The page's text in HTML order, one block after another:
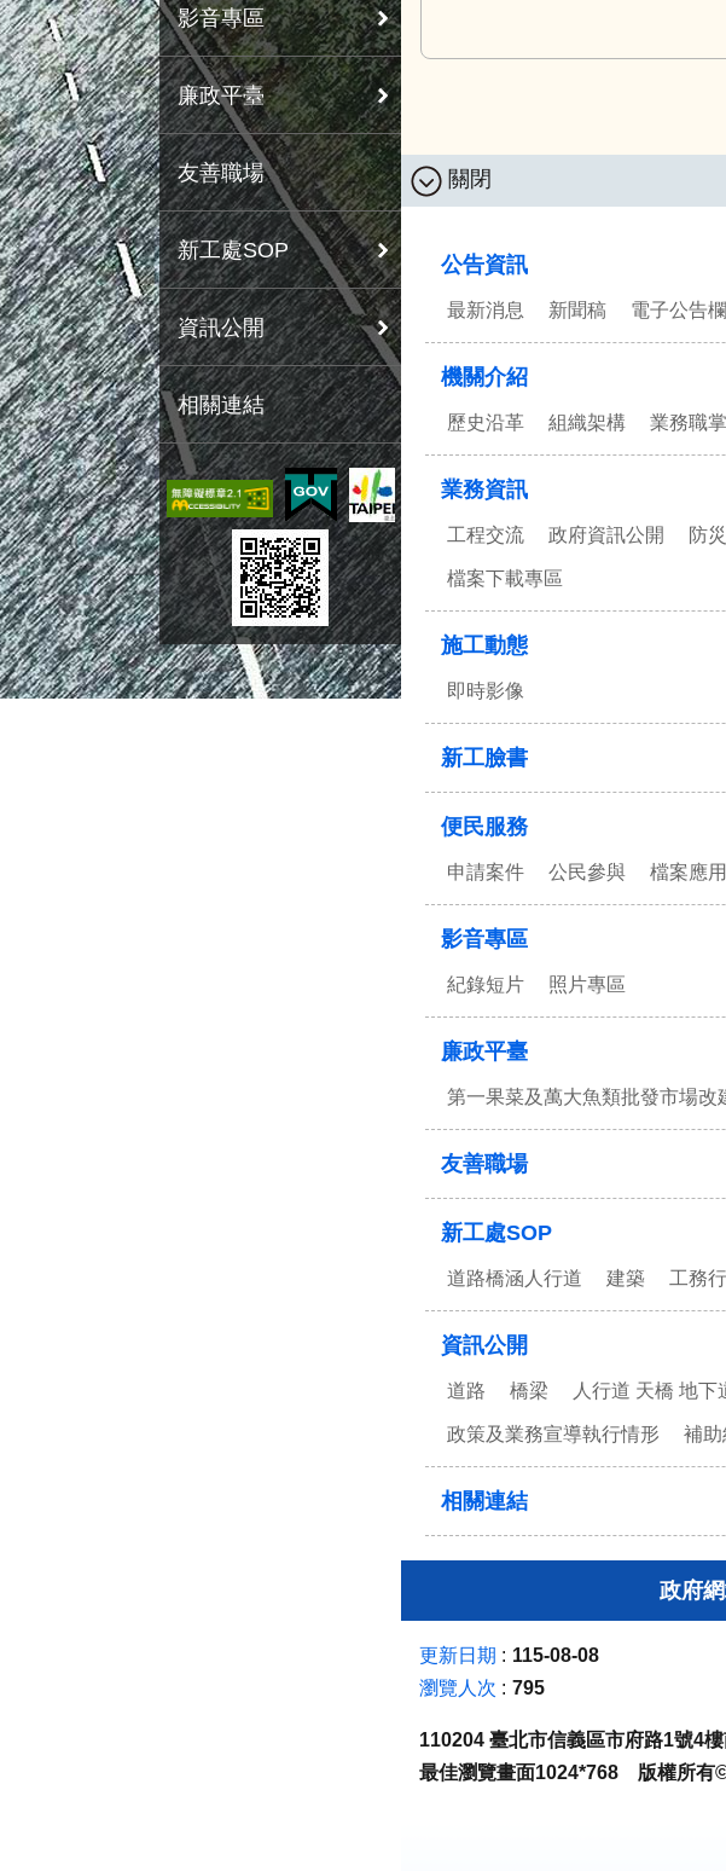
影音專區
廉政平臺
友善職場
新工處SOP
資訊公開
相關連結
關閉
公告資訊
最新消息 新聞稿 電子公告欄
機關介紹
歷史沿革 組織架構 業務職掌
業務資訊
工程交流 政府資訊公開 防
檔案下載專區
施工動態
即時影像
新工臉書
便民服務
申請案件 公民參與 檔案應用
影音專區
紀錄短片 照片專區
廉政平臺
第一果菜及萬大魚類批發市場改
友善職場
新工處SOP
道路橋涵人行道 建築 工務
資訊公開
道路 橋梁 人行道 天橋 地下
政策及業務宣導執行情形 補
相關連結
政府
更新日期
115-08-08
瀏覽人次
795
110204 臺北市信義區市府路1號4
最佳瀏覽畫面1024*768 版權所有